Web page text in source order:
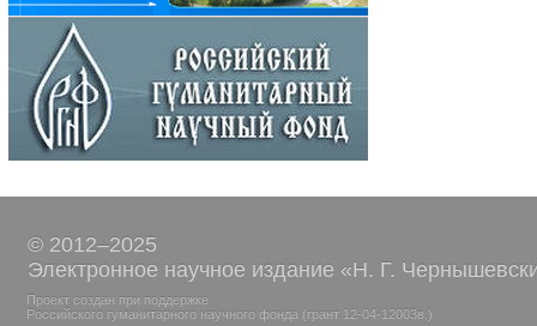
© 2012–2025
Электронное научное издание «Н. Г.
Проект создан при поддержке
Российского гуманитарного научного фонда (грант 12-04-12003в.)